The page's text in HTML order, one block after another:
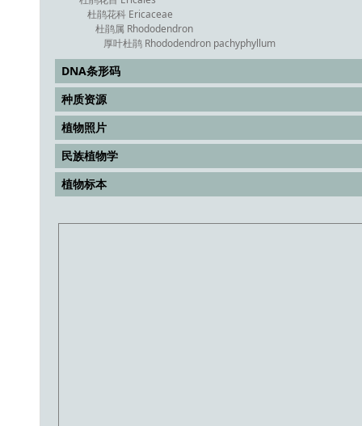
杜鹃花科 Ericaceae
杜鹃属 Rhododendron
厚叶杜鹃 Rhododendron pachyphyllum
DNA条形码
种质资源
植物照片
民族植物学
植物标本